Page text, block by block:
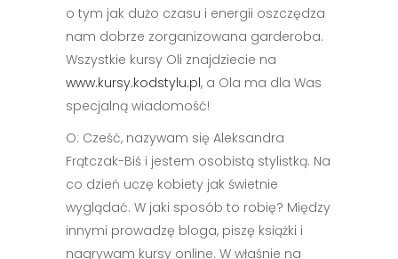
o tym jak dużo czasu i energii oszczędza
nam dobrze zorganizowana garderoba.
Wszystkie kursy Oli znajdziecie na
www.kursy.kodstylu.pl, a Ola ma dla Was
specjalną wiadomość!
O: Cześć, nazywam się Aleksandra
Frątczak-Biś i jestem osobistą stylistką. Na
co dzień uczę kobiety jak świetnie
wyglądać. W jaki sposób to robię? Między
innymi prowadzę bloga, piszę książki i
nagrywam kursy online. W właśnie na